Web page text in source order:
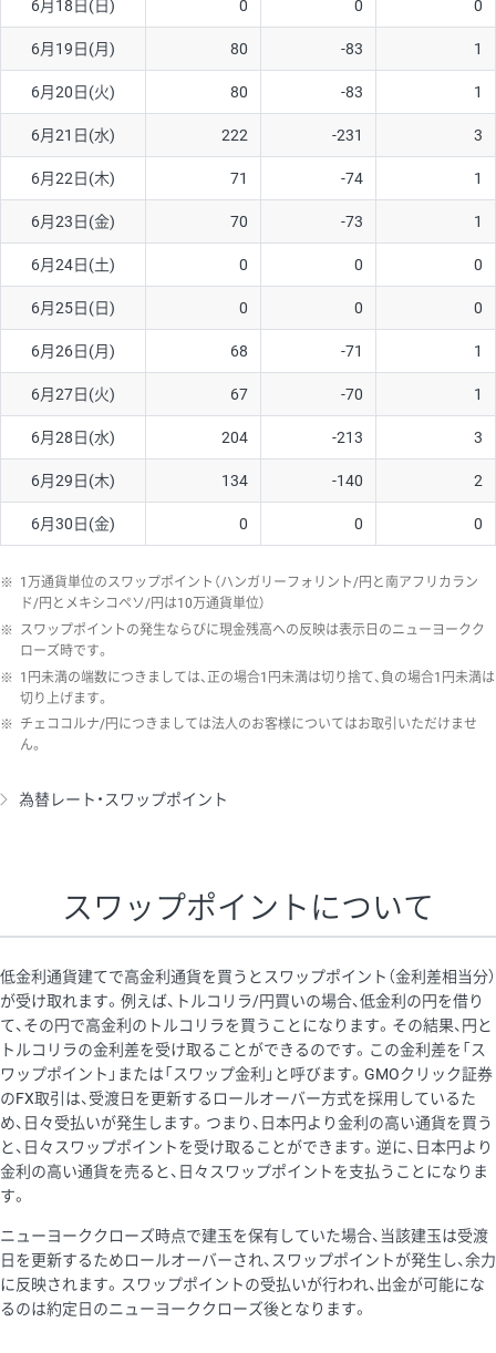
ソ/円は10万通貨単位。
6月18日(日) 0 0 0
6月19日(月) 80 -83 1
6月20日(火) 80 -83 1
6月21日(水) 222 -231 3
6月22日(木) 71 -74 1
6月23日(金) 70 -73 1
6月24日(土) 0 0 0
6月25日(日) 0 0 0
6月26日(月) 68 -71 1
6月27日(火) 67 -70 1
6月28日(水) 204 -213 3
6月29日(木) 134 -140 2
6月30日(金) 0 0 0
※ 1万通貨単位のスワップポイント（ハンガリーフォリント/円と南アフリカラン
ド/円とメキシコペソ/円は10万通貨単位）
※ スワップポイントの発生ならびに現金残高への反映は表示日のニューヨークク
ローズ時です。
※ 1円未満の端数につきましては、正の場合1円未満は切り捨て、負の場合1円未満は
切り上げます。
※ チェココルナ/円につきましては法人のお客様についてはお取引いただけませ
ん。
為替レート・スワップポイント
スワップポイントについて
低金利通貨建てで高金利通貨を買うとスワップポイント（金利差相当分）
が受け取れます。例えば、トルコリラ/円買いの場合、低金利の円を借り
て、その円で高金利のトルコリラを買うことになります。その結果、円と
トルコリラの金利差を受け取ることができるのです。この金利差を「ス
ワップポイント」または「スワップ金利」と呼びます。GMOクリック証券
のFX取引は、受渡日を更新するロールオーバー方式を採用しているた
め、日々受払いが発生します。つまり、日本円より金利の高い通貨を買う
と、日々スワップポイントを受け取ることができます。逆に、日本円より
金利の高い通貨を売ると、日々スワップポイントを支払うことになりま
す。
ニューヨーククローズ時点で建玉を保有していた場合、当該建玉は受渡
日を更新するためロールオーバーされ、スワップポイントが発生し、余力
に反映されます。スワップポイントの受払いが行われ、出金が可能にな
るのは約定日のニューヨーククローズ後となります。